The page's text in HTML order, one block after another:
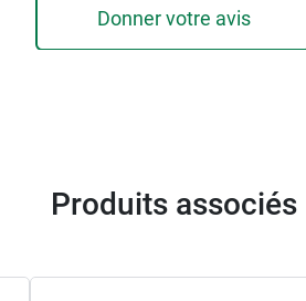
Donner votre avis
Produits associés